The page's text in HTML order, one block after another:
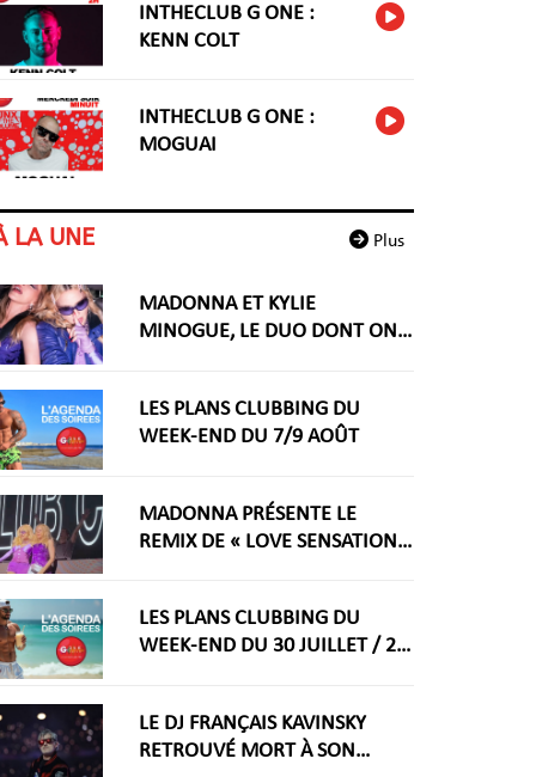
INTHECLUB G ONE :
KENN COLT
INTHECLUB G ONE :
MOGUAI
Plus
LA UNE
MADONNA ET KYLIE
MINOGUE, LE DUO DONT ON
LES PLANS CLUBBING DU
WEEK-END DU 7/9 AOÛT
MADONNA PRÉSENTE LE
REMIX DE « LOVE SENSATION »
2026
LES PLANS CLUBBING DU
WEEK-END DU 30 JUILLET / 2
LE DJ FRANÇAIS KAVINSKY
RETROUVÉ MORT À SON